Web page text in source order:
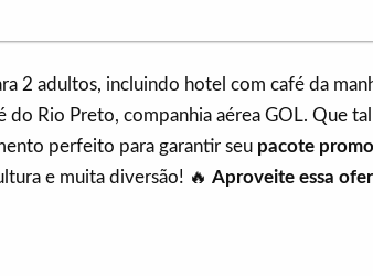
2 adultos, incluindo hotel com café da
do Rio Preto, companhia aérea GOL. Que
perfeito para garantir seu pacote
e muita diversão! 🔥 Aproveite essa